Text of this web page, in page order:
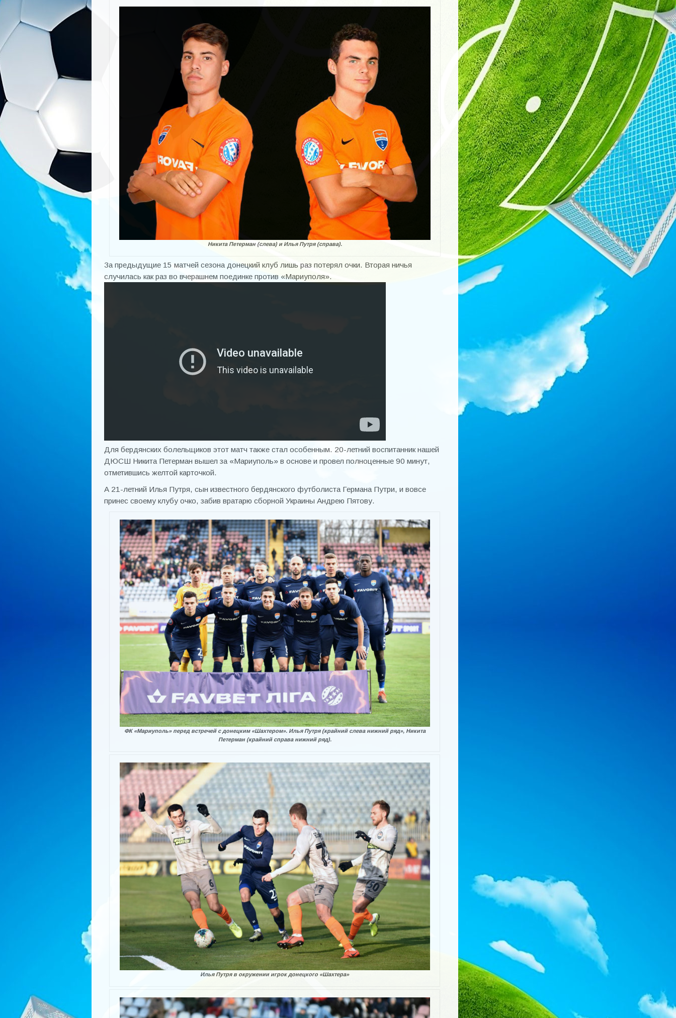
Никита Петерман (слева) и Илья Путря (справа).
За предыдущие 15 матчей сезона донецкий клуб лишь раз потерял очки. Вторая ничья
случилась как раз во вчерашнем поединке против «Мариуполя».
Для бердянских болельщиков этот матч также стал особенным. 20-летний воспитанник нашей
ДЮСШ Никита Петерман вышел за «Мариуполь» в основе и провел полноценные 90 минут,
отметившись желтой карточкой.
А 21-летний Илья Путря, сын известного бердянского футболиста Германа Путри, и вовсе
принес своему клубу очко, забив вратарю сборной Украины Андрею Пятову.
ФК «Мариуполь» перед встречей с донецким «Шахтером». Илья Путря (крайний слева нижний ряд», Никита
Петерман (крайний справа нижний ряд).
Илья Путря в окружении игрок донецкого «Шахтера»